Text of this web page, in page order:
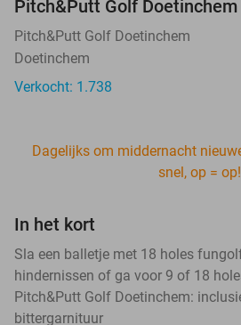
Pitch&Putt Golf Doetinchem
Pitch&Putt Golf Doetinchem
Doetinchem
Verkocht: 1.738
Dagelijks om middernacht
snel, op = op!
In het kort
Sla een balletje met 18 holes
hindernissen of ga voor 9 of 18
Pitch&Putt Golf Doetinchem:
bittergarnituur